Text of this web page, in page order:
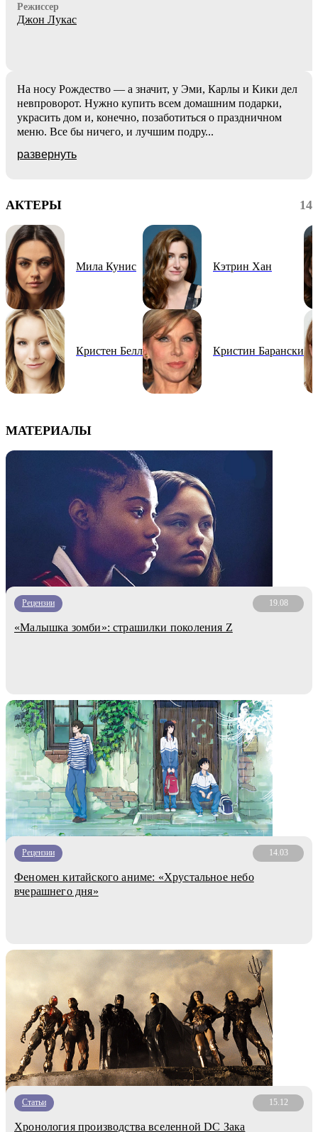
Режиссер
Джон Лукас
На носу Рождество — а значит, у Эми, Карлы и Кики дел
невпроворот. Нужно купить всем домашним подарки,
украсить дом и, конечно, позаботиться о праздничном
меню. Все бы ничего, и лучшим подру...
развернуть
АКТЕРЫ 14
Мила Кунис
Кристен Белл
Кэтрин Хан
Кристин Барански
МАТЕРИАЛЫ
Рецензии 19.08
«Малышка зомби»: страшилки поколения Z
Рецензии 14.03
Феномен китайского аниме: «Хрустальное небо
вчерашнего дня»
Статьи 15.12
Хронология производства вселенной DC Зака